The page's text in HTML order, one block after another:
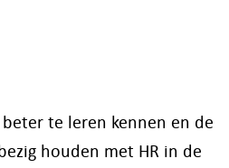
te leren kennen en de
houden met HR in de